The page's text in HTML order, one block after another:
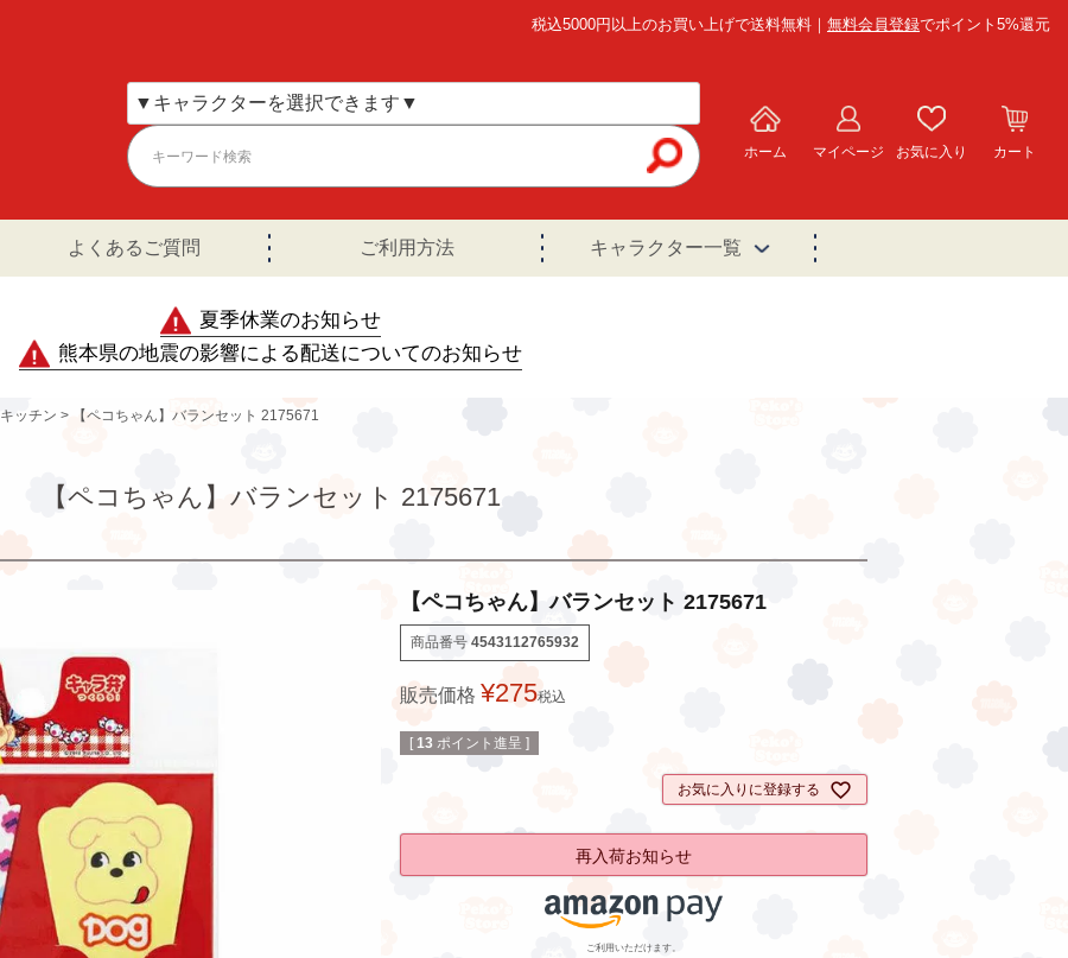
税込5000円以上のお買い上げで送料無料｜ 無料会員登録でポイント5%還元
ホーム マイページ お気に入り カート
よくあるご質問 ご利用方法 キャラクター一覧
夏季休業のお知らせ
熊本県の地震の影響による配送についてのお知らせ
キッチン 【ペコちゃん】バランセット 2175671
【ペコちゃん】バランセット 2175671
【ペコちゃん】バランセット 2175671
商品番号 4543112765932
販売価格 ¥275税込
[ 13 ポイント進呈 ]
お気に入りに登録する
再入荷お知らせ
ご利用いただけます。